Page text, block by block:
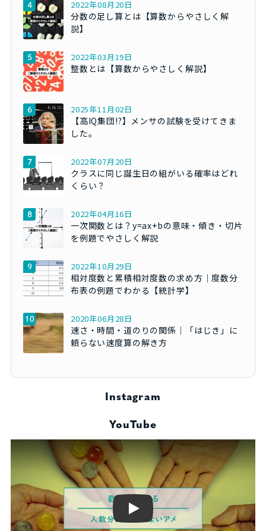
2022年08月20日
分数の足し算とは【算数からやさしく解
説】
2022年03月19日
整数とは【算数からやさしく解説】
2025年11月02日
【高IQ集団!?】メンサの試験を受けてきま
した。
2022年07月20日
クラスに同じ誕生日の組がいる確率はどれ
くらい？
2022年04月16日
一次関数とは？y=ax+bの意味・傾き・切片
を例題でやさしく解説
2022年10月29日
相対度数と累積相対度数の求め方｜度数分
布表の例題でわかる【統計学】
2020年06月28日
速さ・時間・道のりの関係｜「はじき」に
頼らない速度算の解き方
Instagram
YouTube
Play